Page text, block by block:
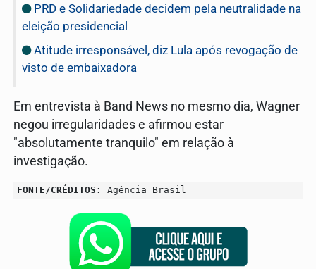
PRD e Solidariedade decidem pela neutralidade na
eleição presidencial
Atitude irresponsável, diz Lula após revogação de
visto de embaixadora
Em entrevista à Band News no mesmo dia, Wagner
negou irregularidades e afirmou estar
"absolutamente tranquilo" em relação à
investigação.
FONTE/CRÉDITOS: Agência Brasil